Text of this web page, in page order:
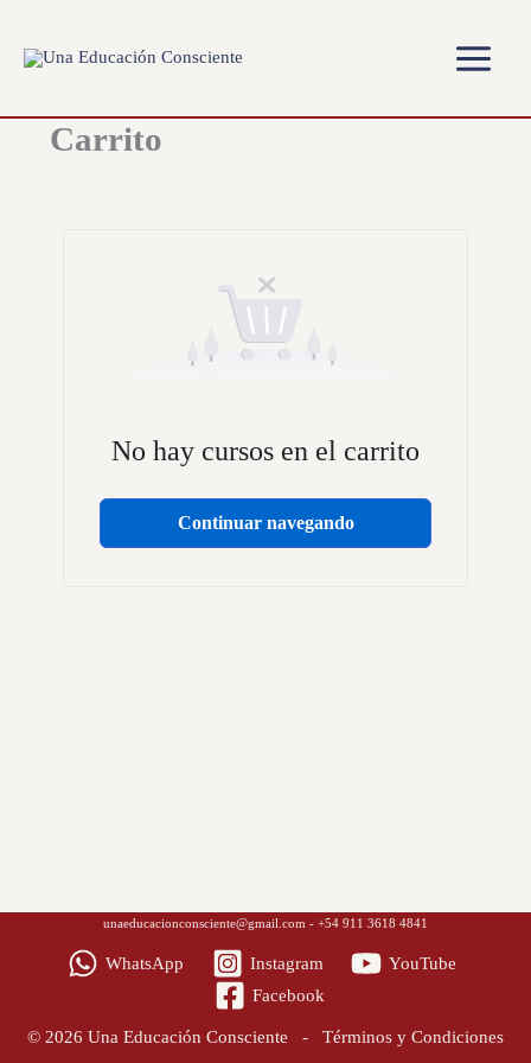
contenido
Carrito
No hay cursos en el carrito
Continuar navegando
unaeducacionconsciente@gmail.com - +54 911 3618 4841
WhatsApp Instagram
YouTube
Facebook
© 2026 Una Educación Consciente - Términos y Condiciones